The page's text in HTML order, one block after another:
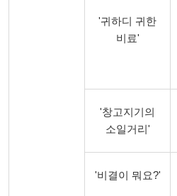
'귀하디 귀한
비료'
'창고지기의
소일거리'
'비결이 뭐요?'